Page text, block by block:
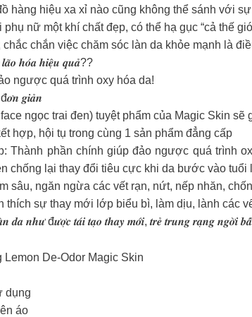
hàng hiệu xa xỉ nào cũng không thể sánh với
nữ một khí chất đẹp, có thể hạ gục “cả thế
chắn việc chăm sóc làn da khỏe mạnh là
𝒉𝒐́𝒂 𝒉𝒊𝒆̣̂𝒖 𝒒𝒖𝒂̉??
ngược quá trình oxy hóa da!
𝒈𝒊𝒂̉𝒏
face ngọc trai đen) tuyệt phẩm của Magic Skin
hợp, hội tụ trong cùng 1 sản phẩm đẳng cấp
Thành phần chính giúp đảo ngược quá trình
chống lại thay đổi tiêu cực khi da bước vào tuổi
sâu, ngăn ngừa các vết rạn, nứt, nếp nhăn,
thích sự thay mới lớp biểu bì, làm dịu, lành các
𝒅𝒂 𝒏𝒉𝒖̛ đ𝒖̛𝒐̛̣𝒄 𝒕𝒂́𝒊 𝒕𝒂̣𝒐 𝒕𝒉𝒂𝒚 𝒎𝒐̛́𝒊, 𝒕𝒓𝒆̉ 𝒕𝒓𝒖𝒏𝒈 𝒓𝒂̣𝒏𝒈 𝒏𝒈𝒐̛̀𝒊
Lemon De-Odor Magic Skin
dụng
áo